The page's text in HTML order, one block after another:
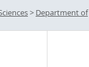
> Department of